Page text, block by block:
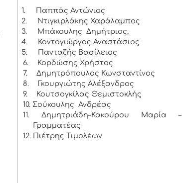
1.
Παππάς Αντώνιος
2.
Ντιγκιρλάκης Χαράλαμπος
3.
Μπάκουλης Δημήτριος,
4.
Κοντογιώργος Αναστάσιος
5.
Πανταζής Βασίλειος
6.
Κορδώσης Χρήστος
7.
Δημητρόπουλος Κωνσταντίνος
8.
Γκουργιώτης Αλέξανδρος
9.
Κουτσογκίλας Θεμιστοκλής
10. Σούκουλης Ανδρέας
11. Δημητριάδη–Κακούρου Μαρία –
Γραμματέας
12. Πιέτρης Τιμολέων